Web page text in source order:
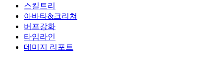
스킬트리
아바타&크리쳐
버프강화
타임라인
데미지 리포트